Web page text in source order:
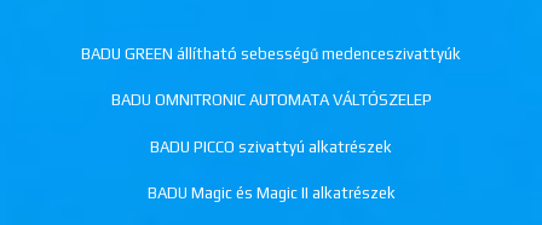
BADU GREEN állítható sebességű medenceszivattyúk
BADU OMNITRONIC AUTOMATA VÁLTÓSZELEP
BADU PICCO szivattyú alkatrészek
BADU Magic és Magic II alkatrészek